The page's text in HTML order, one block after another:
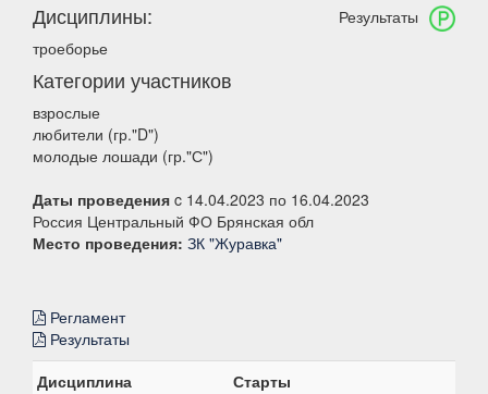
Результаты
Дисциплины:
троеборье
Категории участников
взрослые
любители (гр."D")
молодые лошади (гр."С")
Даты проведения c 14.04.2023 по 16.04.2023
Россия Центральный ФО Брянская обл
Место проведения: ЗК "Журавка"
Регламент
Результаты
Дисциплина
Старты